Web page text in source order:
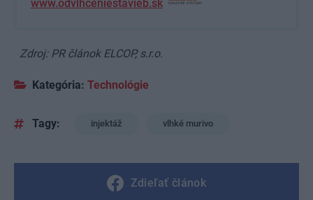
www.odvlhceniestavieb.sk
Zdroj: PR článok ELCOP, s.r.o.
Kategória: Technológie
Tagy: injektáž vlhké murivo
Zdieľať článok